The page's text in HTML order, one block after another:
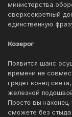
министерства
сверхсекретный
единственную
Козерог
Появится шанс
времени не
грядёт конец
железной
Просто вы
сможете без